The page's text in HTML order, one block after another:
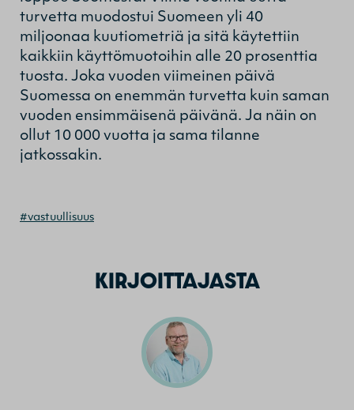
turvetta muodostui Suomeen yli 40
miljoonaa kuutiometriä ja sitä käytettiin
kaikkiin käyttömuotoihin alle 20 prosenttia
tuosta. Joka vuoden viimeinen päivä
Suomessa on enemmän turvetta kuin saman
vuoden ensimmäisenä päivänä. Ja näin on
ollut 10 000 vuotta ja sama tilanne
jatkossakin.
#vastuullisuus
KIRJOITTAJASTA